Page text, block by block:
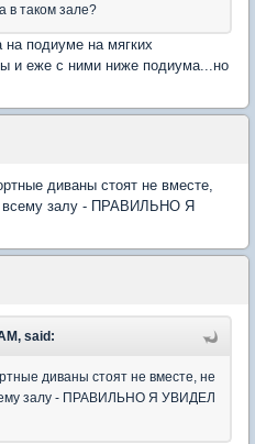
в таком зале?
подиуме на мягких
и еже с ними ниже подиума...но
диваны стоят не вместе,
всему залу - ПРАВИЛЬНО Я
said:
диваны стоят не вместе, не
залу - ПРАВИЛЬНО Я УВИДЕЛ